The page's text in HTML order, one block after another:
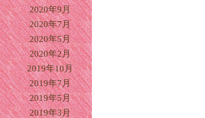
2020年9月
2020年7月
2020年5月
2020年2月
2019年10月
2019年7月
2019年5月
2019年3月